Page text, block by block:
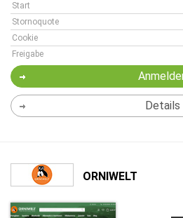
Start
Stornoquote
Cookie
Freigabe
Details
ORNIWELT